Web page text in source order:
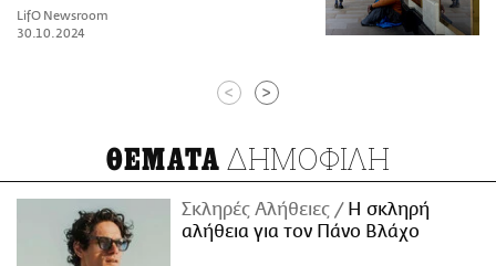
LifO Newsroom
30.10.2024
< >
ΘΕΜΑΤΑ ΔΗΜΟΦΙΛΗ
Σκληρές Αλήθειες
H σκληρή
αλήθεια για τον Πάνο Βλάχο